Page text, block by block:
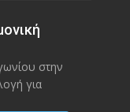
στην
για